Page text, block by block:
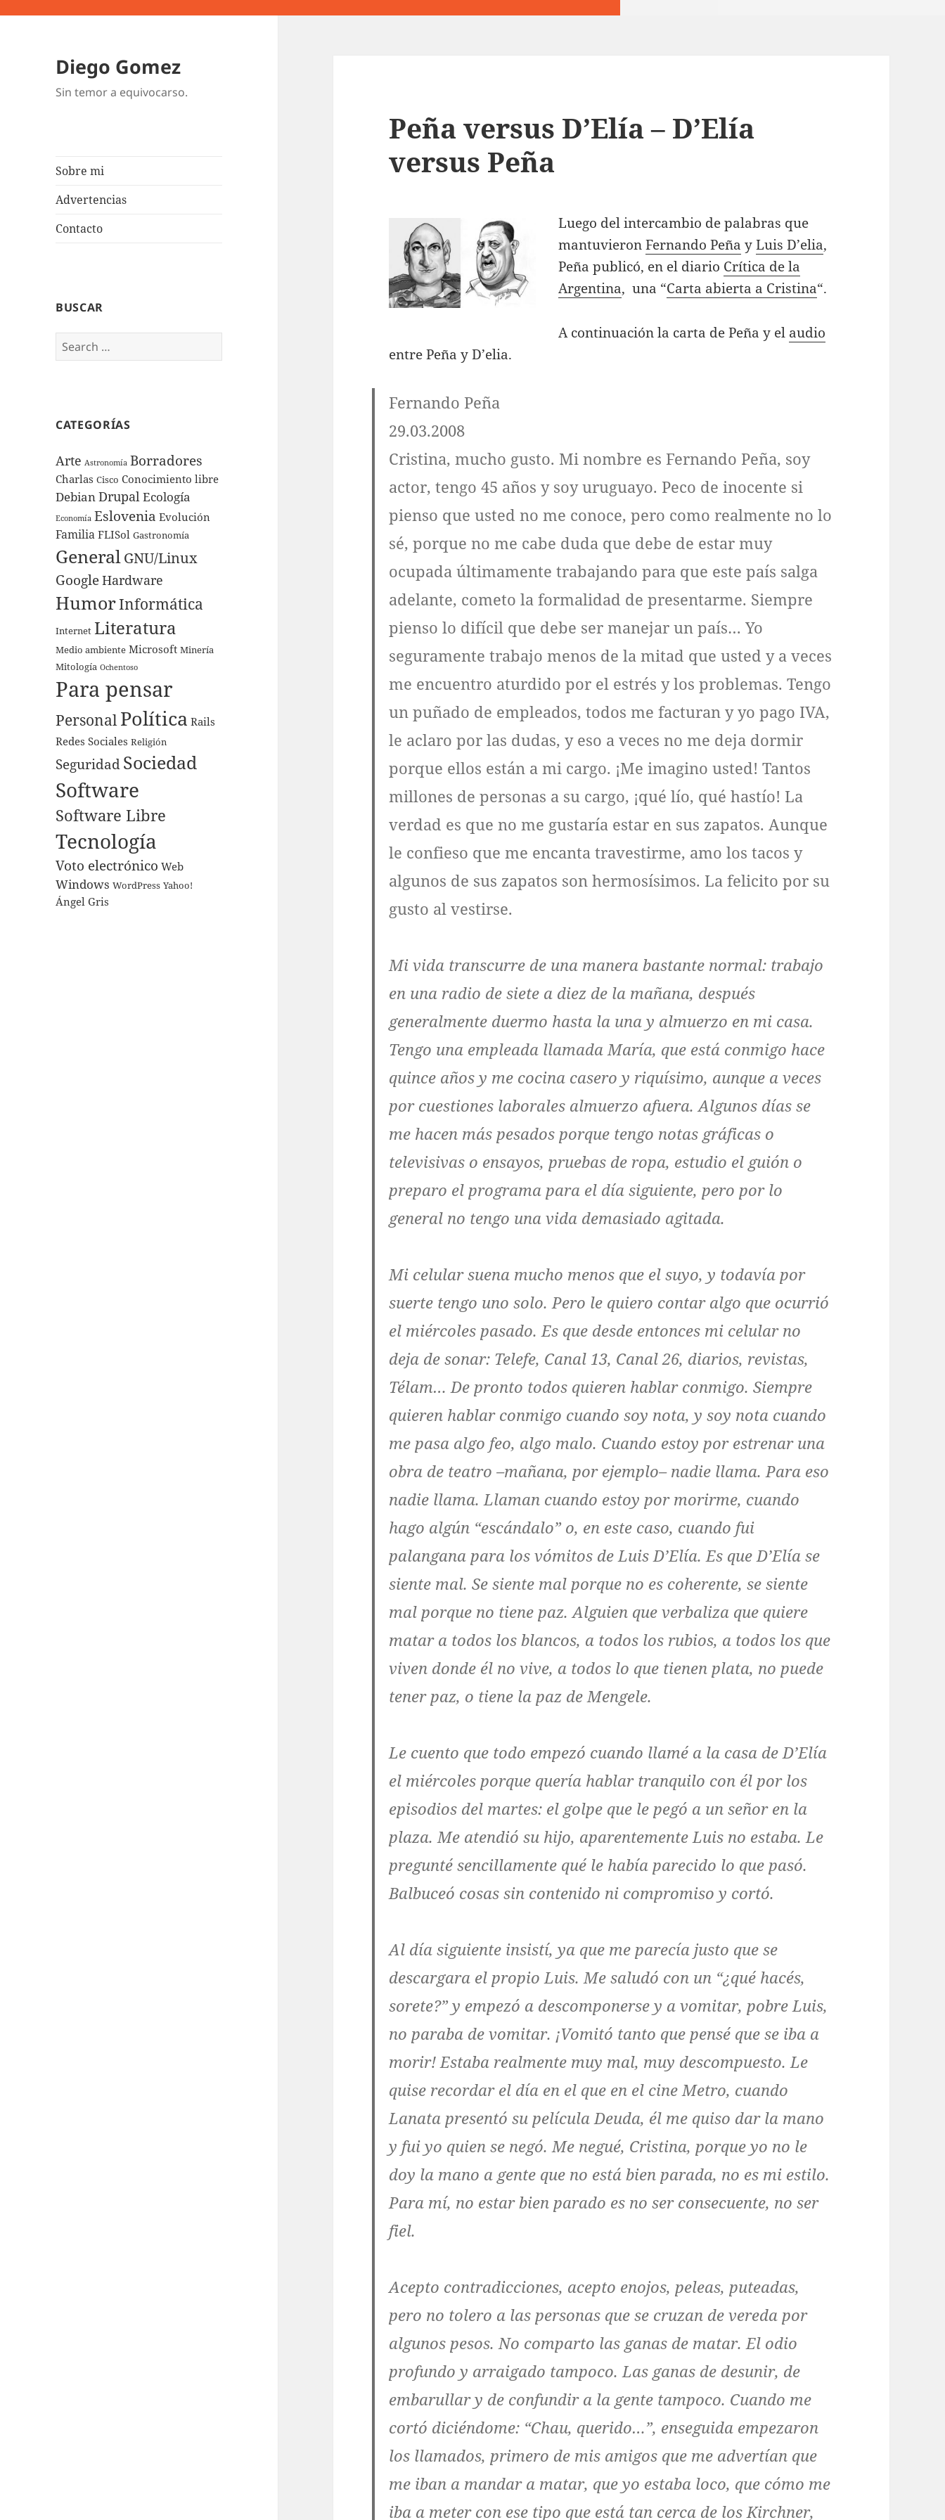
Diego Gomez
Sin temor a equivocarso.
Sobre mi
Advertencias
Contacto
BUSCAR
Search
for:
CATEGORÍAS
Arte Astronomía Borradores
Charlas Cisco Conocimiento libre
DebianDrupalEcología
Economía Eslovenia Evolución
Familia FLISol Gastronomía
GeneralGNU/Linux
GoogleHardware
HumorInformática
Internet Literatura
Medio ambiente Microsoft Minería
Mitología Ochentoso
Para pensar
PersonalPolítica Rails
Redes Sociales Religión
SeguridadSociedad
Software
Software Libre
Tecnología
Voto electrónico Web
Windows WordPress Yahoo!
Ángel Gris
Peña versus D’Elía – D’Elía
versus Peña
Luego del intercambio de palabras que
mantuvieronFernando Peña yLuis D’elia,
Peña publicó, en el diario Crítica de la
Argentina, una “Carta abierta a Cristina“.
A continuación la carta de Peña y el audio
entre Peña y D’elia.
Fernando Peña
29.03.2008
Cristina, mucho gusto. Mi nombre es Fernando Peña, soy
actor, tengo 45 años y soy uruguayo. Peco de inocente si
pienso que usted no me conoce, pero como realmente no lo
sé, porque no me cabe duda que debe de estar muy
ocupada últimamente trabajando para que este país salga
adelante, cometo la formalidad de presentarme. Siempre
pienso lo difícil que debe ser manejar un país… Yo
seguramente trabajo menos de la mitad que usted y a veces
me encuentro aturdido por el estrés y los problemas. Tengo
un puñado de empleados, todos me facturan y yo pago IVA,
le aclaro por las dudas, y eso a veces no me deja dormir
porque ellos están a mi cargo. ¡Me imagino usted! Tantos
millones de personas a su cargo, ¡qué lío, qué hastío! La
verdad es que no me gustaría estar en sus zapatos. Aunque
le confieso que me encanta travestirme, amo los tacos y
algunos de sus zapatos son hermosísimos. La felicito por su
gusto al vestirse.
Mi vida transcurre de una manera bastante normal: trabajo
en una radio de siete a diez de la mañana, después
generalmente duermo hasta la una y almuerzo en mi casa.
Tengo una empleada llamada María, que está conmigo hace
quince años y me cocina casero y riquísimo, aunque a veces
por cuestiones laborales almuerzo afuera. Algunos días se
me hacen más pesados porque tengo notas gráficas o
televisivas o ensayos, pruebas de ropa, estudio el guión o
preparo el programa para el día siguiente, pero por lo
general no tengo una vida demasiado agitada.
Mi celular suena mucho menos que el suyo, y todavía por
suerte tengo uno solo. Pero le quiero contar algo que ocurrió
el miércoles pasado. Es que desde entonces mi celular no
deja de sonar: Telefe, Canal 13, Canal 26, diarios, revistas,
Télam… De pronto todos quieren hablar conmigo. Siempre
quieren hablar conmigo cuando soy nota, y soy nota cuando
me pasa algo feo, algo malo. Cuando estoy por estrenar una
obra de teatro –mañana, por ejemplo– nadie llama. Para eso
nadie llama. Llaman cuando estoy por morirme, cuando
hago algún “escándalo” o, en este caso, cuando fui
palangana para los vómitos de Luis D’Elía. Es que D’Elía se
siente mal. Se siente mal porque no es coherente, se siente
mal porque no tiene paz. Alguien que verbaliza que quiere
matar a todos los blancos, a todos los rubios, a todos los que
viven donde él no vive, a todos lo que tienen plata, no puede
tener paz, o tiene la paz de Mengele.
Le cuento que todo empezó cuando llamé a la casa de D’Elía
el miércoles porque quería hablar tranquilo con él por los
episodios del martes: el golpe que le pegó a un señor en la
plaza. Me atendió su hijo, aparentemente Luis no estaba. Le
pregunté sencillamente qué le había parecido lo que pasó.
Balbuceó cosas sin contenido ni compromiso y cortó.
Al día siguiente insistí, ya que me parecía justo que se
descargara el propio Luis. Me saludó con un “¿qué hacés,
sorete?” y empezó a descomponerse y a vomitar, pobre Luis,
no paraba de vomitar. ¡Vomitó tanto que pensé que se iba a
morir! Estaba realmente muy mal, muy descompuesto. Le
quise recordar el día en el que en el cine Metro, cuando
Lanata presentó su película Deuda, él me quiso dar la mano
y fui yo quien se negó. Me negué, Cristina, porque yo no le
doy la mano a gente que no está bien parada, no es mi estilo.
Para mí, no estar bien parado es no ser consecuente, no ser
fiel.
Acepto contradicciones, acepto enojos, peleas, puteadas,
pero no tolero a las personas que se cruzan de vereda por
algunos pesos. No comparto las ganas de matar. El odio
profundo y arraigado tampoco. Las ganas de desunir, de
embarullar y de confundir a la gente tampoco. Cuando me
cortó diciéndome: “Chau, querido…”, enseguida empezaron
los llamados, primero de mis amigos que me advertían que
me iban a mandar a matar, que yo estaba loco, que cómo me
iba a meter con ese tipo que está tan cerca de los Kirchner,